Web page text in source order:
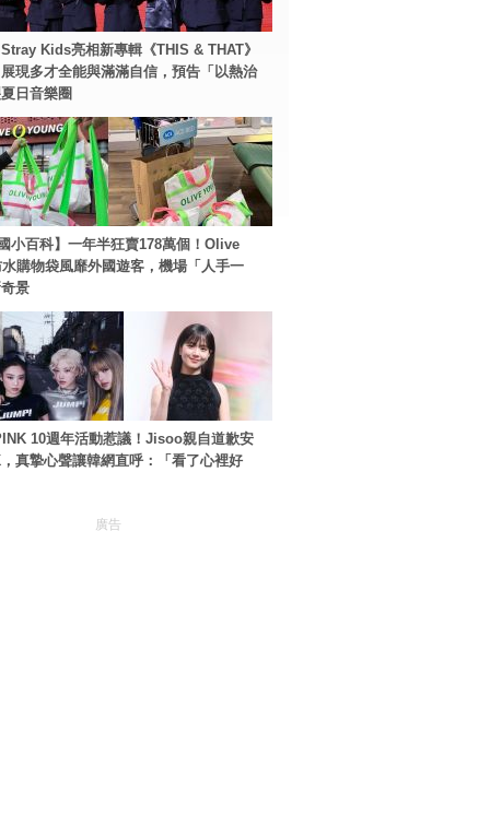
Kids亮相新專輯《THIS & THAT》
現多才全能與滿滿自信，預告「以熱治
日音樂圈
小百科】一年半狂賣178萬個！Olive
購物袋風靡外國遊客，機場「人手一
景
10週年活動惹議！Jisoo親自道歉安
真摯心聲讓韓網直呼：「看了心裡好
廣告